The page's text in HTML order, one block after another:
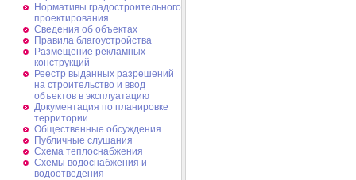
Нормативы градостроительного
проектирования
Сведения об объектах
Правила благоустройства
Размещение рекламных
конструкций
Реестр выданных разрешений
на строительство и ввод
объектов в эксплуатацию
Документация по планировке
территории
Общественные обсуждения
Публичные слушания
Схема теплоснабжения
Схемы водоснабжения и
водоотведения